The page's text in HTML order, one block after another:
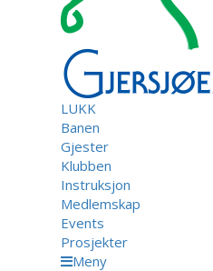
LUKK
Banen
Gjester
Klubben
Instruksjon
Medlemskap
Events
Prosjekter
Meny